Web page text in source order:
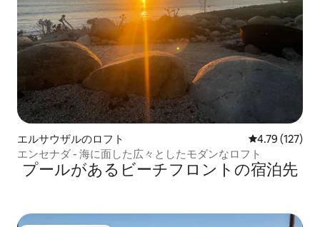
エルサウザルのロフト レビュー127
4.79 (127)
エンセナダ - 海に面した広々としたモダンなロフト
プールがあるビーチフロントの宿泊先